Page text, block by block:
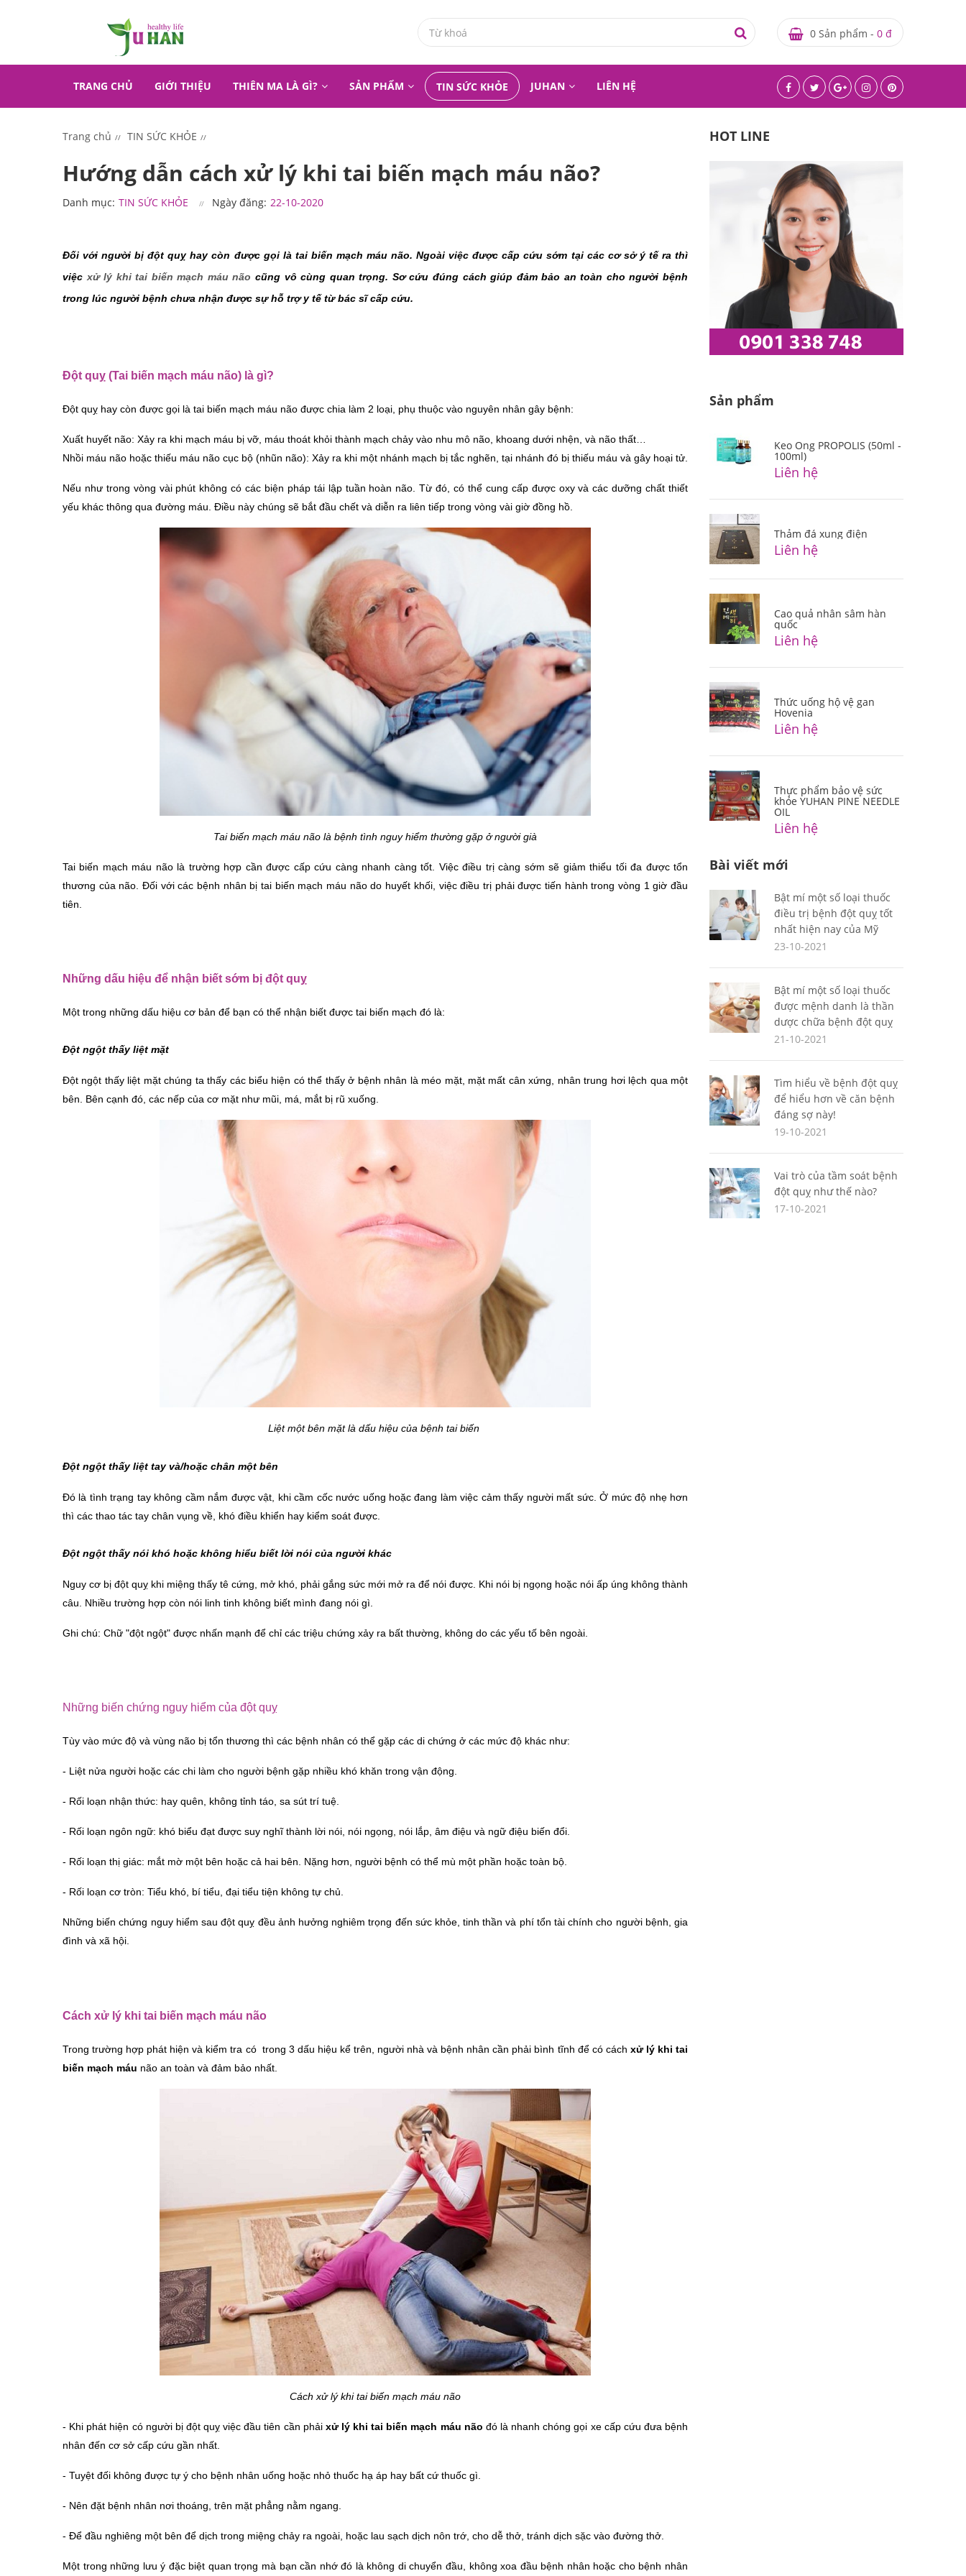
0 Sản phẩm - 0 đ
TRANG CHỦ GIỚI THIỆU THIÊN MA LÀ GÌ? SẢN PHẨM TIN SỨC KHỎE JUHAN LIÊN HỆ
Trang chủ TIN SỨC KHỎE
Hướng dẫn cách xử lý khi tai biến mạch máu não?
Danh mục: TIN SỨC KHỎE Ngày đăng: 22-10-2020
Đối với người bị đột quỵ hay còn được gọi là tai biến mạch máu não. Ngoài việc được cấp cứu sớm tại các cơ sở ý tế ra thì
việc xử lý khi tai biến mạch máu não cũng vô cùng quan trọng. Sơ cứu đúng cách giúp đảm bảo an toàn cho người bệnh
trong lúc người bệnh chưa nhận được sự hỗ trợ y tế từ bác sĩ cấp cứu.
Đột quỵ (Tai biến mạch máu não) là gì?
Đột quỵ hay còn được gọi là tai biến mạch máu não được chia làm 2 loại, phụ thuộc vào nguyên nhân gây bệnh:
Xuất huyết não: Xảy ra khi mạch máu bị vỡ, máu thoát khỏi thành mạch chảy vào nhu mô não, khoang dưới nhện, và não thất…
Nhồi máu não hoặc thiếu máu não cục bộ (nhũn não): Xảy ra khi một nhánh mạch bị tắc nghẽn, tại nhánh đó bị thiếu máu và gây hoại tử.
Nếu như trong vòng vài phút không có các biện pháp tái lập tuần hoàn não. Từ đó, có thể cung cấp được oxy và các dưỡng chất thiết
yếu khác thông qua đường máu. Điều này chúng sẽ bắt đầu chết và diễn ra liên tiếp trong vòng vài giờ đồng hồ.
Tai biến mạch máu não là bệnh tình nguy hiểm thường gặp ở người già
Tai biến mạch máu não là trường hợp cần được cấp cứu càng nhanh càng tốt. Việc điều trị càng sớm sẽ giảm thiểu tối đa được tổn
thương của não. Đối với các bệnh nhân bị tai biến mạch máu não do huyết khối, việc điều trị phải được tiến hành trong vòng 1 giờ đầu
tiên.
Những dấu hiệu để nhận biết sớm bị đột quỵ
Một trong những dấu hiệu cơ bản để bạn có thể nhận biết được tai biến mạch đó là:
Đột ngột thấy liệt mặt
Đột ngột thấy liệt mặt chúng ta thấy các biểu hiện có thể thấy ở bệnh nhân là méo mặt, mặt mất cân xứng, nhân trung hơi lệch qua một
bên. Bên cạnh đó, các nếp của cơ mặt như mũi, má, mắt bị rũ xuống.
Liệt một bên mặt là dấu hiệu của bệnh tai biến
Đột ngột thấy liệt tay và/hoặc chân một bên
Đó là tình trạng tay không cầm nắm được vật, khi cầm cốc nước uống hoặc đang làm việc cảm thấy người mất sức. Ở mức độ nhẹ hơn
thì các thao tác tay chân vụng về, khó điều khiển hay kiểm soát được.
Đột ngột thấy nói khó hoặc không hiểu biết lời nói của người khác
Nguy cơ bị đột quỵ khi miệng thấy tê cứng, mở khó, phải gắng sức mới mở ra để nói được. Khi nói bị ngọng hoặc nói ấp úng không thành
câu. Nhiều trường hợp còn nói linh tinh không biết mình đang nói gì.
Ghi chú: Chữ "đột ngột" được nhấn mạnh để chỉ các triệu chứng xảy ra bất thường, không do các yếu tố bên ngoài.
Những biến chứng nguy hiểm của đột quỵ
Tùy vào mức độ và vùng não bị tổn thương thì các bệnh nhân có thể gặp các di chứng ở các mức độ khác như:
- Liệt nửa người hoặc các chi làm cho người bệnh gặp nhiều khó khăn trong vận động.
- Rối loạn nhận thức: hay quên, không tỉnh táo, sa sút trí tuệ.
- Rối loạn ngôn ngữ: khó biểu đạt được suy nghĩ thành lời nói, nói ngọng, nói lắp, âm điệu và ngữ điệu biến đổi.
- Rối loạn thị giác: mắt mờ một bên hoặc cả hai bên. Nặng hơn, người bệnh có thể mù một phần hoặc toàn bộ.
- Rối loạn cơ tròn: Tiểu khó, bí tiểu, đại tiểu tiện không tự chủ.
Những biến chứng nguy hiểm sau đột quỵ đều ảnh hưởng nghiêm trọng đến sức khỏe, tinh thần và phí tổn tài chính cho người bệnh, gia
đình và xã hội.
Cách xử lý khi tai biến mạch máu não
Trong trường hợp phát hiện và kiểm tra có  trong 3 dấu hiệu kể trên, người nhà và bệnh nhân cần phải bình tĩnh để có cách xử lý khi tai
biến mạch máu não an toàn và đảm bảo nhất.
Cách xử lý khi tai biến mạch máu não
- Khi phát hiện có người bị đột quỵ việc đầu tiên cần phải xử lý khi tai biến mạch máu não đó là nhanh chóng gọi xe cấp cứu đưa bệnh
nhân đến cơ sở cấp cứu gần nhất.
- Tuyệt đối không được tự ý cho bệnh nhân uống hoặc nhỏ thuốc hạ áp hay bất cứ thuốc gì.
- Nên đặt bệnh nhân nơi thoáng, trên mặt phẳng nằm ngang.
- Để đầu nghiêng một bên để dịch trong miệng chảy ra ngoài, hoặc lau sạch dịch nôn trớ, cho dễ thở, tránh dịch sặc vào đường thở.
Một trong những lưu ý đặc biệt quan trọng mà bạn cần nhớ đó là không di chuyển đầu, không xoa đầu bệnh nhân hoặc cho bệnh nhân
HOT LINE
Sản phẩm
Keo Ong PROPOLIS (50ml -
100ml)
Liên hệ
Thảm đá xung điện
Liên hệ
Cao quả nhân sâm hàn
quốc
Liên hệ
Thức uống hộ vệ gan
Hovenia
Liên hệ
Thực phẩm bảo vệ sức
khỏe YUHAN PINE NEEDLE
OIL
Liên hệ
Bài viết mới
Bật mí một số loại thuốc
điều trị bệnh đột quỵ tốt
nhất hiện nay của Mỹ
23-10-2021
Bật mí một số loại thuốc
được mệnh danh là thần
dược chữa bệnh đột quỵ
21-10-2021
Tìm hiểu về bệnh đột quỵ
để hiểu hơn về căn bệnh
đáng sợ này!
19-10-2021
Vai trò của tầm soát bệnh
đột quỵ như thế nào?
17-10-2021